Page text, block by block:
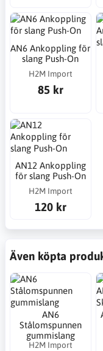
AN6 Ankoppling för
slang Push-On
H2M Import
85 kr
AN12 Ankoppling
för slang Push-On
H2M Import
120 kr
Även köpta
AN6
Stålomspunnen
gummislang
H2M Import